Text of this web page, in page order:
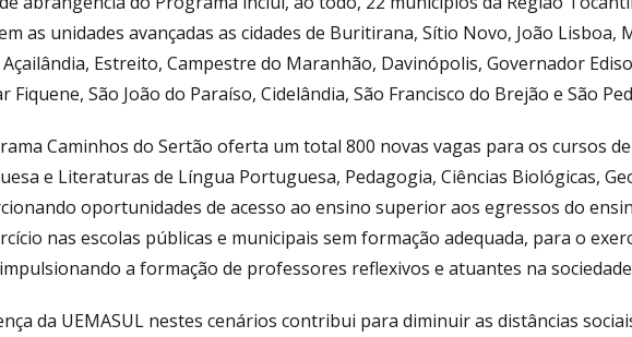
as unidades avançadas as cidades de Buritirana, Sítio Novo, João Lisboa,
Açailândia, Estreito, Campestre do Maranhão, Davinópolis, Governador
Fiquene, São João do Paraíso, Cidelândia, São Francisco do Brejão e São
Caminhos do Sertão oferta um total 800 novas vagas para os cursos
e Literaturas de Língua Portuguesa, Pedagogia, Ciências Biológicas,
oportunidades de acesso ao ensino superior aos egressos do
nas escolas públicas e municipais sem formação adequada, para o
a formação de professores reflexivos e atuantes na
da UEMASUL nestes cenários contribui para diminuir as distâncias